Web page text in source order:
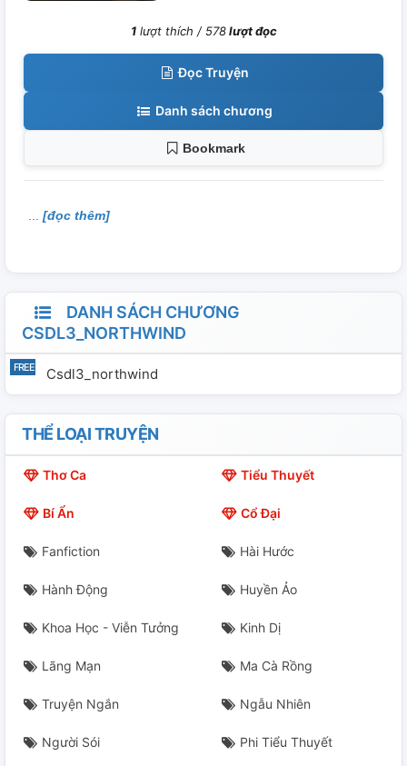
1lượt thích /578lượt đọc
Đọc Truyện
Danh sách chương
Bookmark
[đọc thêm]
DANH SÁCH CHƯƠNG
CSDL3_NORTHWIND
Csdl3_northwind
THỂ LOẠI TRUYỆN
Thơ Ca Tiểu Thuyết
Bí Ẩn Cổ Đại
Fanfiction Hài Hước
Hành Động Huyền Ảo
Khoa Học - Viễn Tưởng Kinh Dị
Lãng Mạn Ma Cà Rồng
Truyện Ngắn Ngẫu Nhiên
Người Sói Phi Tiểu Thuyết